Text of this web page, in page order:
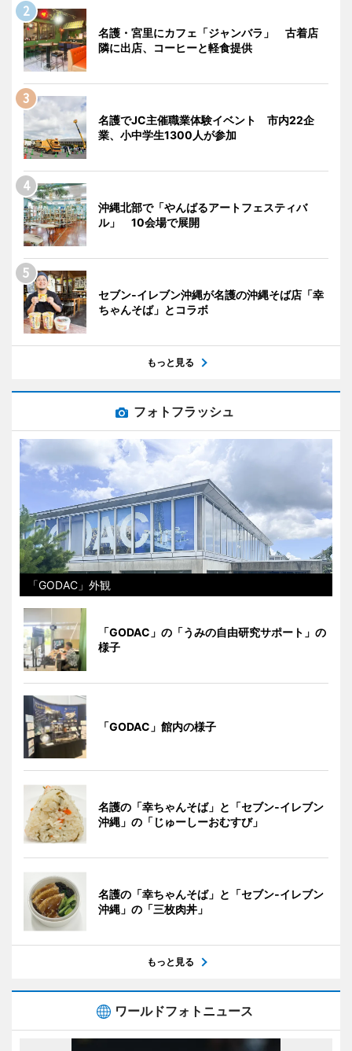
名護・宮里にカフェ「ジャンバラ」 古着店
隣に出店、コーヒーと軽食提供
名護でJC主催職業体験イベント 市内22企
業、小中学生1300人が参加
沖縄北部で「やんばるアートフェスティバ
ル」 10会場で展開
セブン‐イレブン沖縄が名護の沖縄そば店「幸
ちゃんそば」とコラボ
もっと見る
フォトフラッシュ
「GODAC」外観
「GODAC」の「うみの自由研究サポート」の
様子
「GODAC」館内の様子
名護の「幸ちゃんそば」と「セブン‐イレブン
沖縄」の「じゅーしーおむすび」
名護の「幸ちゃんそば」と「セブン‐イレブン
沖縄」の「三枚肉丼」
もっと見る
ワールドフォトニュース